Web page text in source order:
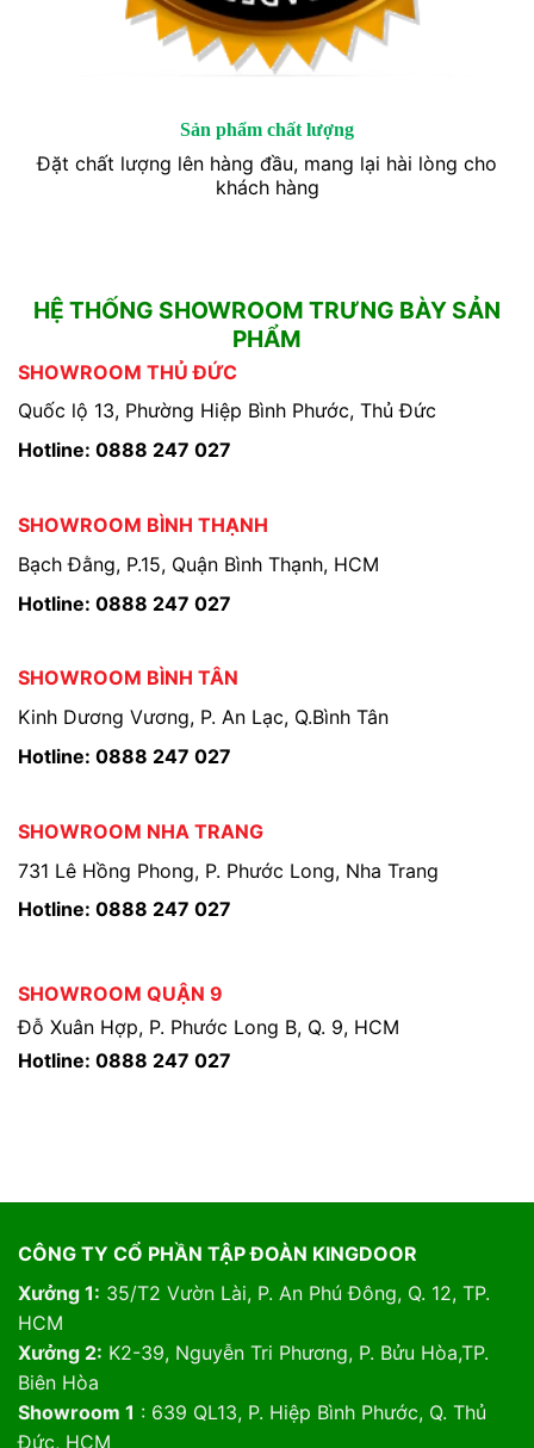
Sản phẩm chất lượng
Đặt chất lượng lên hàng đầu, mang lại hài lòng cho
khách hàng
HỆ THỐNG SHOWROOM TRƯNG BÀY SẢN
PHẨM
SHOWROOM THỦ ĐỨC
Quốc lộ 13, Phường Hiệp Bình Phước, Thủ Đức
Hotline: 0888 247 027
SHOWROOM BÌNH THẠNH
Bạch Đằng, P.15, Quận Bình Thạnh, HCM
Hotline: 0888 247 027
SHOWROOM BÌNH TÂN
Kinh Dương Vương, P. An Lạc, Q.Bình Tân
Hotline: 0888 247 027
SHOWROOM NHA TRANG
731 Lê Hồng Phong, P. Phước Long, Nha Trang
Hotline: 0888 247 027
SHOWROOM QUẬN 9
Đỗ Xuân Hợp, P. Phước Long B, Q. 9, HCM
Hotline: 0888 247 027
CÔNG TY CỔ PHẦN TẬP ĐOÀN KINGDOOR
Xưởng 1: 35/T2 Vườn Lài, P. An Phú Đông, Q. 12, TP.
HCM
Xưởng 2: K2-39, Nguyễn Tri Phương, P. Bửu Hòa,TP.
Biên Hòa
Showroom 1 : 639 QL13, P. Hiệp Bình Phước, Q. Thủ
Đức, HCM